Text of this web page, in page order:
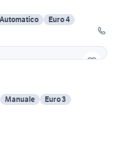
Automatico
Euro 4
Manuale Euro 3